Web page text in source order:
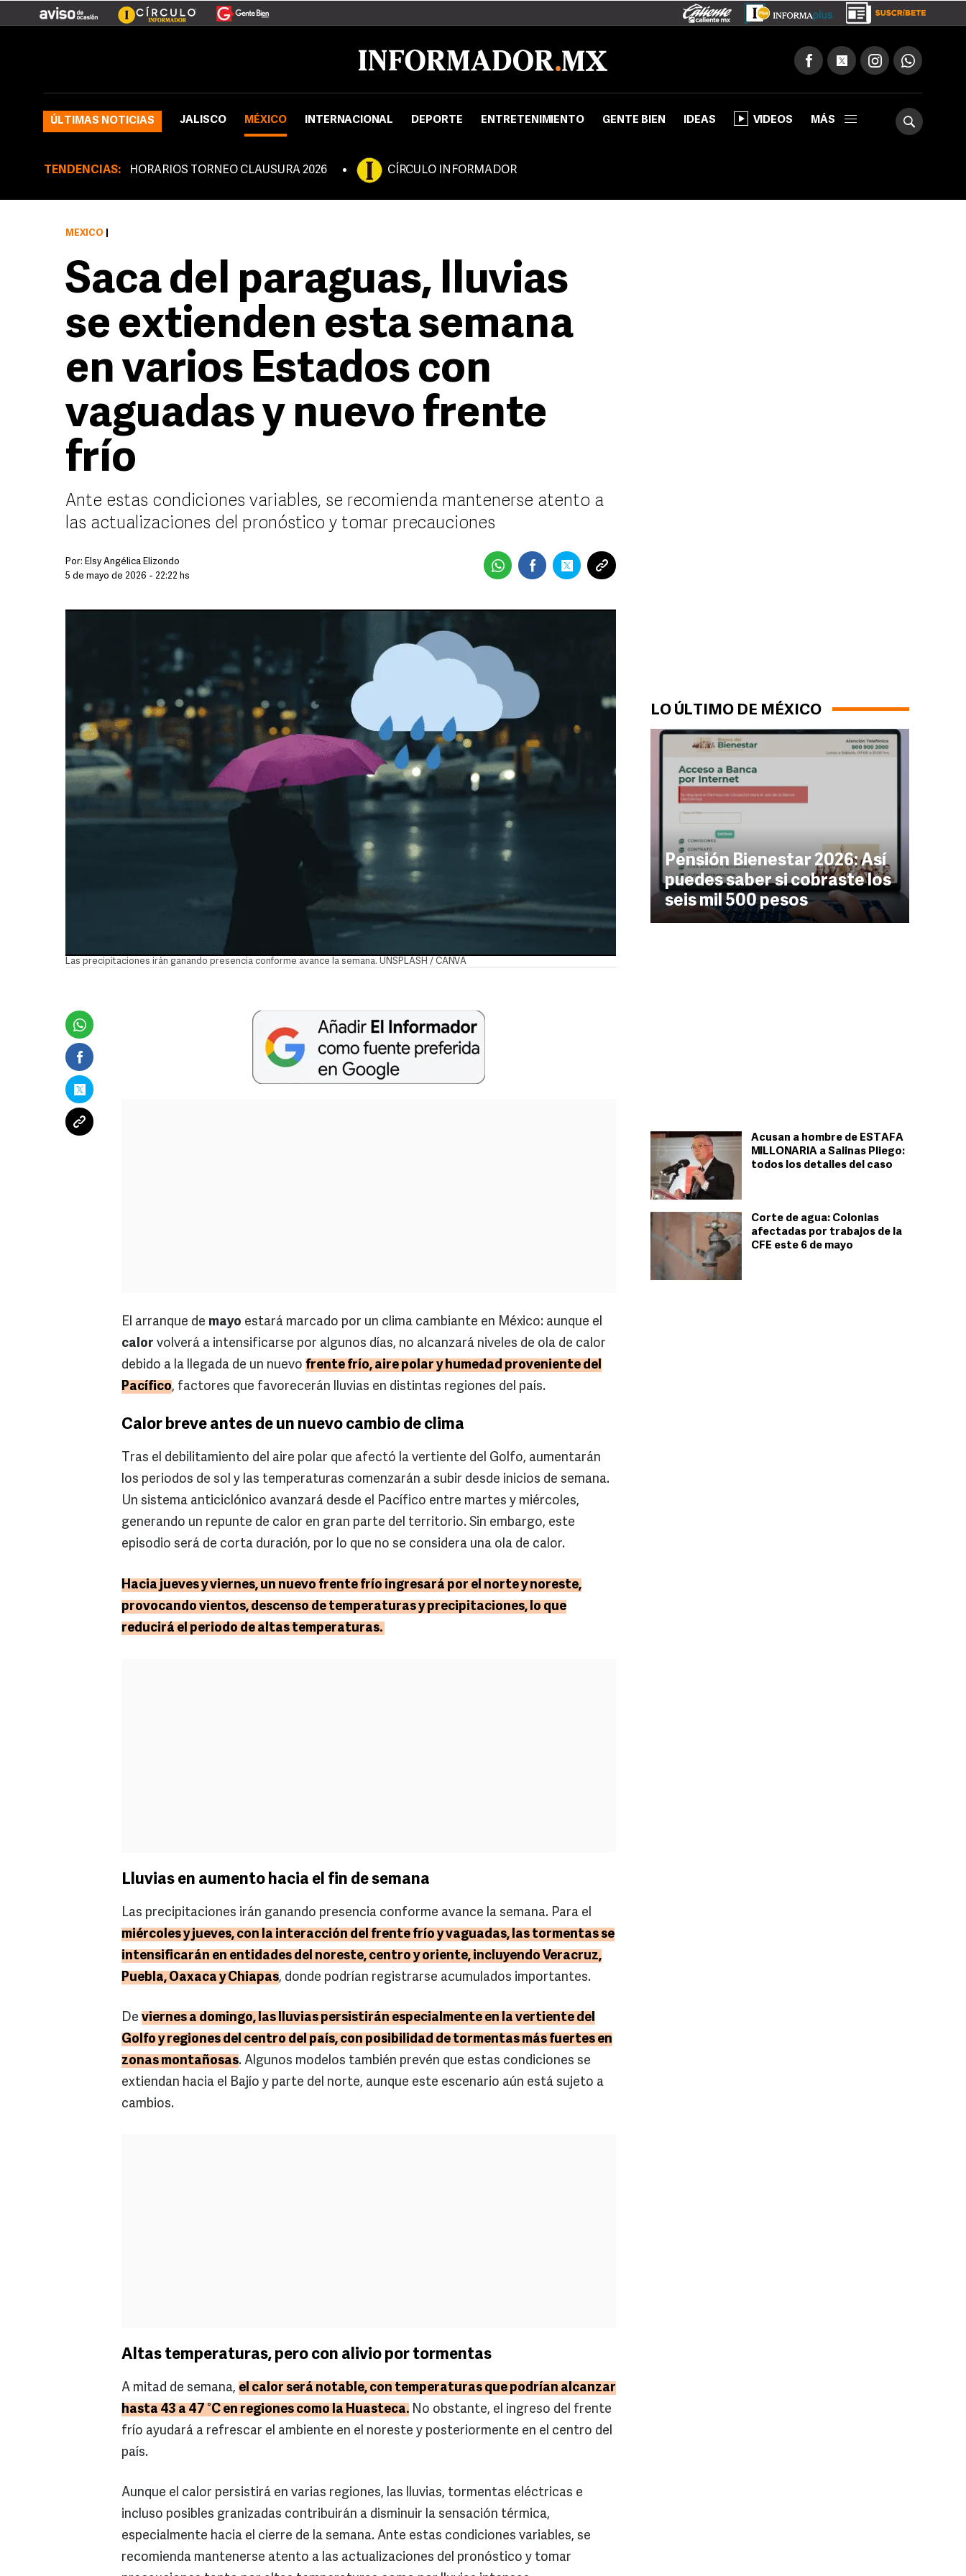
ÚLTIMAS NOTICIAS JALISCO MÉXICO INTERNACIONAL DEPORTE ENTRETENIMIENTO GENTE BIEN IDEAS VIDEOS MÁS
TENDENCIAS: HORARIOS TORNEO CLAUSURA 2026 CÍRCULO INFORMADOR
LO ÚLTIMO DE MÉXICO
Pensión Bienestar 2026: Así
puedes saber si cobraste los
seis mil 500 pesos
Acusan a hombre de ESTAFA
MILLONARIA a Salinas Pliego:
todos los detalles del caso
Corte de agua: Colonias
afectadas por trabajos de la
CFE este 6 de mayo
MÉXICO
Saca del paraguas, lluvias
se extienden esta semana
en varios Estados con
vaguadas y nuevo frente
frío
Ante estas condiciones variables, se recomienda mantenerse atento a
las actualizaciones del pronóstico y tomar precauciones
Por: Elsy Angélica Elizondo
5 de mayo de 2026 - 22:22 hs
Las precipitaciones irán ganando presencia conforme avance la semana. UNSPLASH / CANVA
El arranque de mayo estará marcado por un clima cambiante en México: aunque el
calor volverá a intensificarse por algunos días, no alcanzará niveles de ola de calor
debido a la llegada de un nuevo frente frío, aire polar y humedad proveniente del
Pacífico, factores que favorecerán lluvias en distintas regiones del país.
Calor breve antes de un nuevo cambio de clima
Tras el debilitamiento del aire polar que afectó la vertiente del Golfo, aumentarán
los periodos de sol y las temperaturas comenzarán a subir desde inicios de semana.
Un sistema anticiclónico avanzará desde el Pacífico entre martes y miércoles,
generando un repunte de calor en gran parte del territorio. Sin embargo, este
episodio será de corta duración, por lo que no se considera una ola de calor.
Hacia jueves y viernes, un nuevo frente frío ingresará por el norte y noreste,
provocando vientos, descenso de temperaturas y precipitaciones, lo que
reducirá el periodo de altas temperaturas.
Lluvias en aumento hacia el fin de semana
Las precipitaciones irán ganando presencia conforme avance la semana. Para el
miércoles y jueves, con la interacción del frente frío y vaguadas, las tormentas se
intensificarán en entidades del noreste, centro y oriente, incluyendo Veracruz,
Puebla, Oaxaca y Chiapas, donde podrían registrarse acumulados importantes.
De viernes a domingo, las lluvias persistirán especialmente en la vertiente del
Golfo y regiones del centro del país, con posibilidad de tormentas más fuertes en
zonas montañosas. Algunos modelos también prevén que estas condiciones se
extiendan hacia el Bajío y parte del norte, aunque este escenario aún está sujeto a
cambios.
Altas temperaturas, pero con alivio por tormentas
A mitad de semana, el calor será notable, con temperaturas que podrían alcanzar
hasta 43 a 47 °C en regiones como la Huasteca. No obstante, el ingreso del frente
frío ayudará a refrescar el ambiente en el noreste y posteriormente en el centro del
país.
Aunque el calor persistirá en varias regiones, las lluvias, tormentas eléctricas e
incluso posibles granizadas contribuirán a disminuir la sensación térmica,
especialmente hacia el cierre de la semana. Ante estas condiciones variables, se
recomienda mantenerse atento a las actualizaciones del pronóstico y tomar